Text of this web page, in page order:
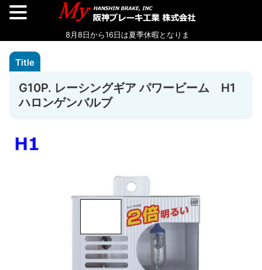
G10P. レーシングギア パワービーム H1
ハロンゲンバルブ